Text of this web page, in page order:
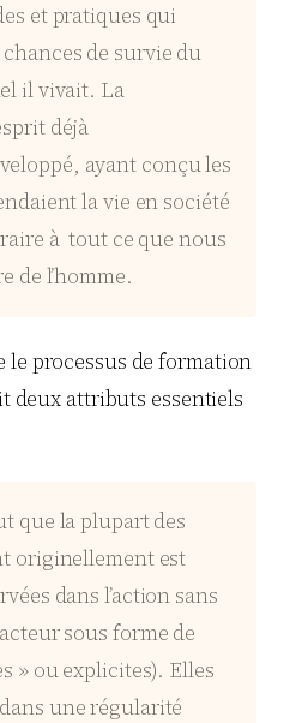
et pratiques qui
de survie du
il vivait. La
déjà
ayant conçu les
la vie en société
à tout ce que nous
de l’homme.
processus de formation
deux attributs essentiels
que la plupart des
originellement est
dans l’action sans
sous forme de
» ou explicites). Elles
une régularité